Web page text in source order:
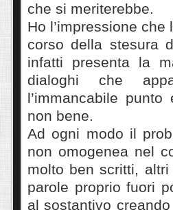
che si meriterebbe.
Ho l’impressione
corso della stesura
infatti presenta la
dialoghi che
l’immancabile
non bene.
Ad ogni modo il
non omogenea nel
molto ben scritti,
parole proprio fuori
al sostantivo